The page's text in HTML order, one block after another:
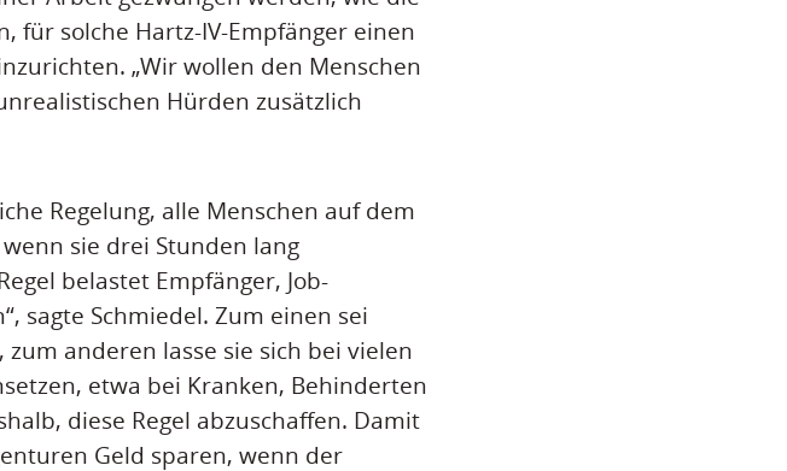
für solche Hartz-IV-Empfänger einen
„Wir wollen den Menschen
Hürden zusätzlich
Regelung, alle Menschen auf dem
sie drei Stunden lang
belastet Empfänger, Job-
sagte Schmiedel. Zum einen sei
anderen lasse sie sich bei vielen
etwa bei Kranken, Behinderten
diese Regel abzuschaffen. Damit
Geld sparen, wenn der